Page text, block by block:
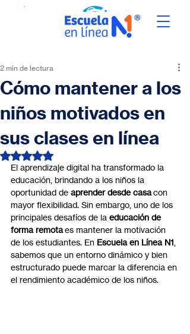
Cómo mantener a los
niños motivados en
sus clases en línea
2 min de lectura
Obtuvo NaN de 5 estrellas.
El aprendizaje digital ha transformado la
educación, brindando a los niños la
oportunidad de aprender desde casa con
mayor flexibilidad. Sin embargo, uno de los
principales desafíos de la educación de
forma remota es mantener la motivación
de los estudiantes. En Escuela en Línea N1
sabemos que un entorno dinámico y bien
estructurado puede marcar la diferencia en
el rendimiento académico de los niños.